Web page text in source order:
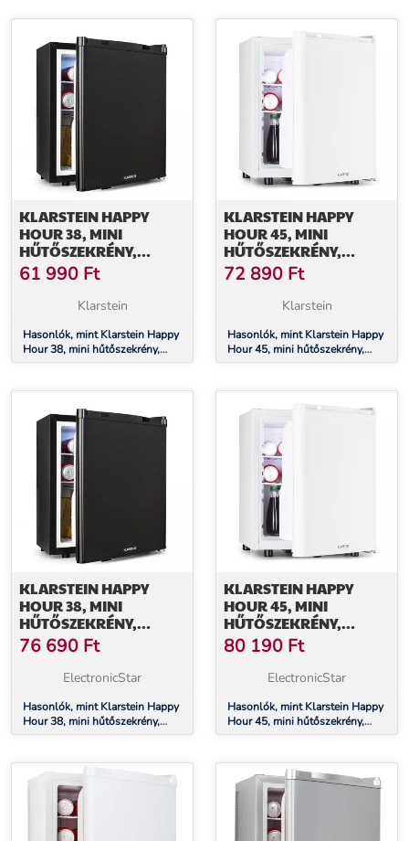
KLARSTEIN HAPPY
HOUR 38, MINI
HŰTŐSZEKRÉNY,
MINIBÁR,
ITALHŰTŐSZEKRÉNY,
38 LITER, 26 DB
61 990 Ft
Klarstein
Hasonlók, mint Klarstein Happy
Hour 38, mini hűtőszekrény,
minibár, italhűtőszekrény, 38
KLARSTEIN HAPPY
HOUR 45, MINI
HŰTŐSZEKRÉNY,
MINIBÁR,
ITALHŰTŐSZEKRÉNY,
45 LITER, 26 DB
72 890 Ft
Klarstein
Hasonlók, mint Klarstein Happy
Hour 45, mini hűtőszekrény,
minibár, italhűtőszekrény, 45
KLARSTEIN HAPPY
HOUR 38, MINI
HŰTŐSZEKRÉNY,
MINIBÁR,
ITALHŰTŐSZEKRÉNY,
38 LITER, 26 DB
76 690 Ft
ElectronicStar
Hasonlók, mint Klarstein Happy
Hour 38, mini hűtőszekrény,
minibár, italhűtőszekrény, 38
KLARSTEIN HAPPY
HOUR 45, MINI
HŰTŐSZEKRÉNY,
MINIBÁR,
ITALHŰTŐSZEKRÉNY,
45 LITER, 26 DB
80 190 Ft
ElectronicStar
Hasonlók, mint Klarstein Happy
Hour 45, mini hűtőszekrény,
minibár, italhűtőszekrény, 45